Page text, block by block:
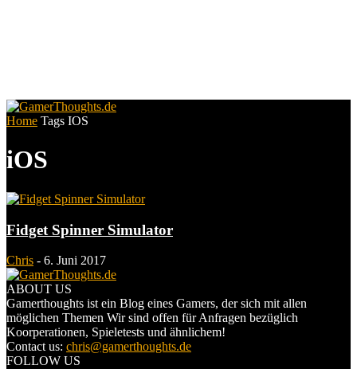
Home Tags IOS
iOS
Fidget Spinner Simulator
Chris - 6. Juni 2017
ABOUT US
Gamerthoughts ist ein Blog eines Gamers, der sich mit allen
möglichen Themen Wir sind offen für Anfragen bezüglich
Koorperationen, Spieletests und ähnlichem!
Contact us: chris@gamerthoughts.de
FOLLOW US